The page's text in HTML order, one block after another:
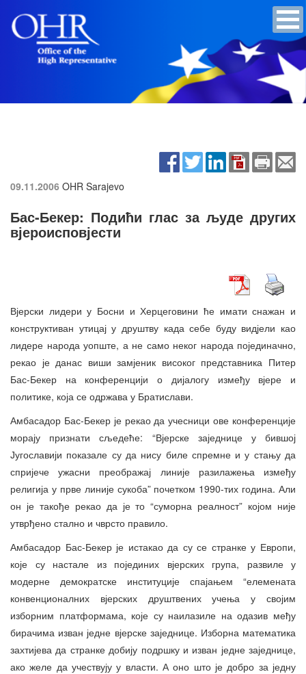
09.11.2006 OHR Sarajevo
Бас-Бекер: Подићи глас за људе других
вјероисповјести
Вјерски лидери у Босни и Херцеговини ће имати снажан и
конструктиван утицај у друштву када себе буду видјели као
лидере народа уопште, а не само неког народа појединачно,
рекао је данас виши замјеник високог представника Питер
Бас-Бекер на конференцији о дијалогу између вјере и
политике, која се одржава у Братислави.
Амбасадор Бас-Бекер је рекао да учесници ове конференције
морају признати сљедеће: “Вјерске заједнице у бившој
Југославији показале су да нису биле спремне и у стању да
спријече ужасни преображај линије разилажења између
религија у прве линије сукоба” почетком 1990-тих година. Али
он је такође рекао да је то “суморна реалност” којом није
утврђено стално и чврсто правило.
Амбасадор Бас-Бекер је истакао да су се странке у Европи,
које су настале из појединих вјерских група, развиле у
модерне демократске институције спајањем “елемената
конвенционалних вјерских друштвених учења у својим
изборним платформама, које су наилазиле на одазив међу
бирачима изван једне вјерске заједнице. Изборна математика
захтијева да странке добију подршку и изван једне заједнице,
ако желе да учествују у власти. А оно што је добро за једну